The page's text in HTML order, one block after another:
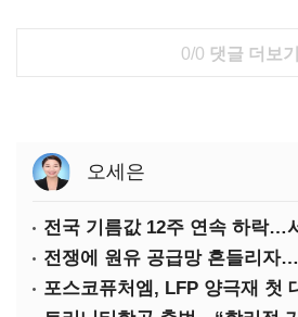
0/0 댓글 더보기
오세은